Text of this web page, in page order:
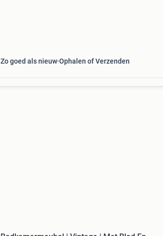
Zo goed als nieuw Ophalen of Verzenden